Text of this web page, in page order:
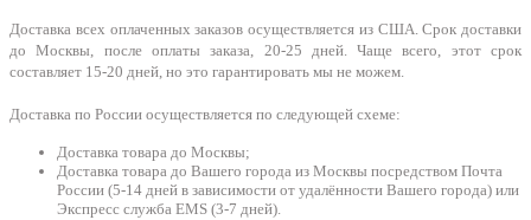
Доставка всех оплаченных заказов осуществляется из США. Срок доставки
до Москвы, после оплаты заказа, 20-25 дней. Чаще всего, этот срок
составляет 15-20 дней, но это гарантировать мы не можем.
Доставка по России осуществляется по следующей схеме:
Доставка товара до Москвы;
Доставка товара до Вашего города из Москвы посредством Почта
России (5-14 дней в зависимости от удалённости Вашего города) или
Экспресс служба EMS (3-7 дней).